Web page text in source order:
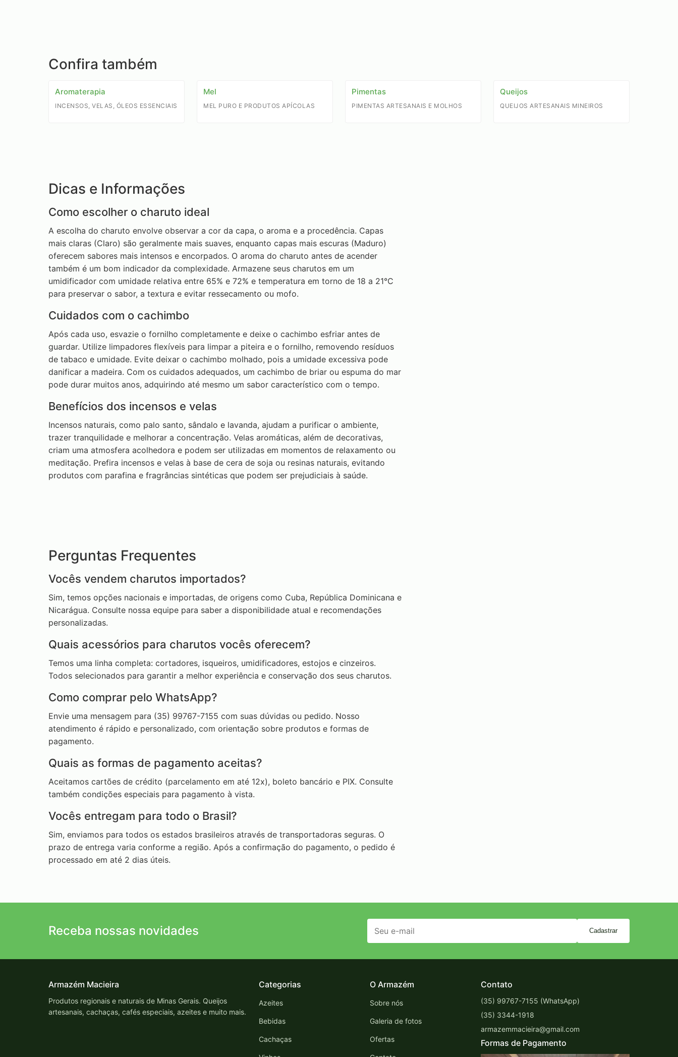
Confira também
Aromaterapia
INCENSOS, VELAS, ÓLEOS ESSENCIAIS
Mel
MEL PURO E PRODUTOS APÍCOLAS
Pimentas
PIMENTAS ARTESANAIS E MOLHOS
Queijos
QUEIJOS ARTESANAIS MINEIROS
Dicas e Informações
Como escolher o charuto ideal
A escolha do charuto envolve observar a cor da capa, o aroma e a procedência. Capas
mais claras (Claro) são geralmente mais suaves, enquanto capas mais escuras (Maduro)
oferecem sabores mais intensos e encorpados. O aroma do charuto antes de acender
também é um bom indicador da complexidade. Armazene seus charutos em um
umidificador com umidade relativa entre 65% e 72% e temperatura em torno de 18 a 21°C
para preservar o sabor, a textura e evitar ressecamento ou mofo.
Cuidados com o cachimbo
Após cada uso, esvazie o fornilho completamente e deixe o cachimbo esfriar antes de
guardar. Utilize limpadores flexíveis para limpar a piteira e o fornilho, removendo resíduos
de tabaco e umidade. Evite deixar o cachimbo molhado, pois a umidade excessiva pode
danificar a madeira. Com os cuidados adequados, um cachimbo de briar ou espuma do mar
pode durar muitos anos, adquirindo até mesmo um sabor característico com o tempo.
Benefícios dos incensos e velas
Incensos naturais, como palo santo, sândalo e lavanda, ajudam a purificar o ambiente,
trazer tranquilidade e melhorar a concentração. Velas aromáticas, além de decorativas,
criam uma atmosfera acolhedora e podem ser utilizadas em momentos de relaxamento ou
meditação. Prefira incensos e velas à base de cera de soja ou resinas naturais, evitando
produtos com parafina e fragrâncias sintéticas que podem ser prejudiciais à saúde.
Perguntas Frequentes
Vocês vendem charutos importados?
Sim, temos opções nacionais e importadas, de origens como Cuba, República Dominicana e
Nicarágua. Consulte nossa equipe para saber a disponibilidade atual e recomendações
personalizadas.
Quais acessórios para charutos vocês oferecem?
Temos uma linha completa: cortadores, isqueiros, umidificadores, estojos e cinzeiros.
Todos selecionados para garantir a melhor experiência e conservação dos seus charutos.
Como comprar pelo WhatsApp?
Envie uma mensagem para (35) 99767-7155 com suas dúvidas ou pedido. Nosso
atendimento é rápido e personalizado, com orientação sobre produtos e formas de
pagamento.
Quais as formas de pagamento aceitas?
Aceitamos cartões de crédito (parcelamento em até 12x), boleto bancário e PIX. Consulte
também condições especiais para pagamento à vista.
Vocês entregam para todo o Brasil?
Sim, enviamos para todos os estados brasileiros através de transportadoras seguras. O
prazo de entrega varia conforme a região. Após a confirmação do pagamento, o pedido é
processado em até 2 dias úteis.
Receba nossas novidades Cadastrar
Armazém Macieira
Produtos regionais e naturais de Minas Gerais. Queijos
artesanais, cachaças, cafés especiais, azeites e muito mais.
Categorias
Azeites
Bebidas
Cachaças
O Armazém
Sobre nós
Galeria de fotos
Ofertas
Contato
(35) 99767-7155 (WhatsApp)
(35) 3344-1918
armazemmacieira@gmail.com
Formas de Pagamento